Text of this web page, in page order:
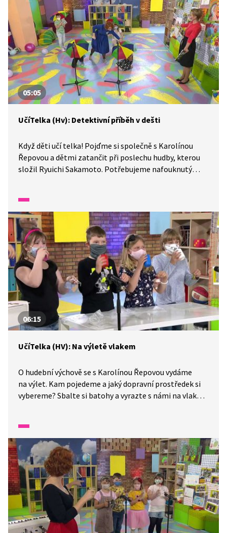
05:05
UčíTelka (Hv): Detektivní příběh v dešti
Když děti učí telka! Pojďme si společně s Karolínou
Řepovou a dětmi zatančit při poslechu hudby, kterou
složil Ryuichi Sakamoto. Potřebujeme nafouknutý
Nechte se překvapit!
06:15
UčíTelka (HV): Na výletě vlakem
O hudební výchově se s Karolínou Řepovou vydáme
na výlet. Kam pojedeme a jaký dopravní prostředek si
vybereme? Sbalte si batohy a vyrazte s námi na vlakové